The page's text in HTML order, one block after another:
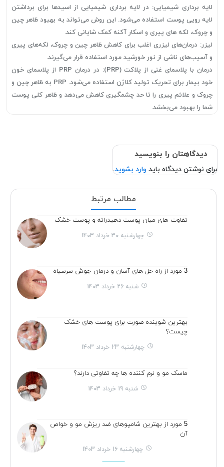
لایه برداری شیمیایی: در لایه برداری شیمیایی از اسیدها برای برداشتن
لایه رویی پوست استفاده می‌شود. این روش می‌تواند به بهبود ظاهر چین
و چروک، لکه های پیری و اسکار آکنه کمک شایانی کند.
لیزر: درمان‌های لیزری اغلب برای کاهش ظاهر چین و چروک، لکه‌های پیری
و آسیب‌های ناشی از نور خورشید مورد استفاده قرار می‌گیرند.
درمان با پلاسمای غنی از پلاکت (PRP): در درمان PRP از پلاسمای خون
خود بیمار برای تحریک تولید کلاژن استفاده می‌شود. PRP به ظاهر چین و
چروک و علائم پیری را تا حد چشمگیری کاهش می‌دهد و ظاهر کلی پوست
شما را بهبود می‌بخشد.
دیدگاهتان را بنویسید
برای نوشتن دیدگاه باید وارد بشوید.
مطالب مرتبط
تفاوت های میان پوست دهیدراته و پوست خشک
چهارشنبه 30 خرداد 1403
3 مورد از راه حل های آسان و درمان جوش سرسیاه
شنبه 26 خرداد 1403
بهترین شوینده صورت برای پوست های خشک
چیست؟
چهارشنبه 23 خرداد 1403
ماسک مو و نرم کننده ها چه تفاوتی دارند؟
شنبه 19 خرداد 1403
5 مورد از بهترین شامپوهای ضد ریزش مو و خواص
آن
چهارشنبه 16 خرداد 1403